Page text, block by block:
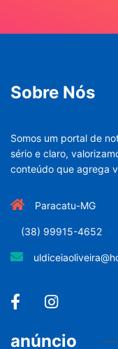
Sobre Nós
Somos um portal de
sério e claro,
conteúdo que agrega
Paracatu-MG
(38) 99915-4652
anúncio